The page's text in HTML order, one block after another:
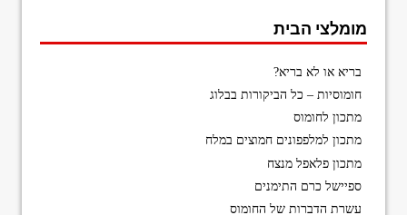
מומלצי הבית
בריא או לא בריא?
חומוסיות – כל הביקורות בבלוג
מתכון לחומוס
מתכון למלפפונים חמוצים במלח
מתכון פלאפל מנצח
ספיישל כרם התימנים
עשרת הדברות של החומוס